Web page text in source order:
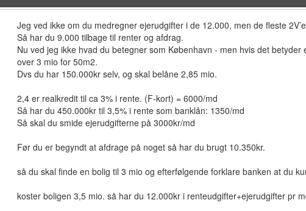
Jeg ved ikke om du medregner ejerudgifter i de 12.000, men de fleste
Så har du 9.000 tilbage til renter og afdrag.
Nu ved jeg ikke hvad du betegner som København - men hvis det
over 3 mio for 50m2.
Dvs du har 150.000kr selv, og skal belåne 2,85 mio.
2,4 er realkredit til ca 3% i rente. (F-kort) = 6000/md
Så har du 450.000kr til 3,5% i rente som banklån: 1350/md
Så skal du smide ejerudgifterne på 3000kr/md
Før du er begyndt at afdrage på noget så har du brugt 10.350kr.
så du skal finde en bolig til 3 mio og efterfølgende forklare banken at du
koster boligen 3,5 mio. så har du 12.000kr i renteudgifter+ejerudgifter pr